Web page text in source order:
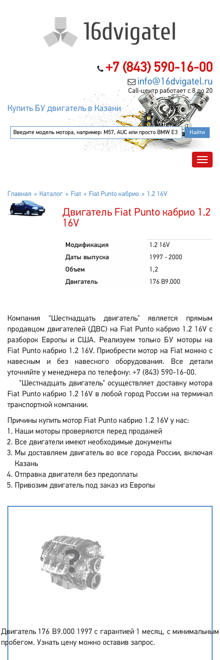
+7 (843) 590-16-00
info@16dvigatel.ru
Call-центр работает с 8 до 20
Купить БУ двигатель в Казани
Главная Каталог Fiat Fiat Punto кабрио 1.2 16V
Двигатель Fiat Punto кабрио 1.2
16V
Модификация
1.2 16V
Даты выпуска
1997 - 2000
Объем
1,2
Двигатель
176 B9.000
Компания "Шестнадцать двигатель" является прямым
продавцом двигателей (ДВС) на Fiat Punto кабрио 1.2 16V с
разборок Европы и США. Реализуем только БУ моторы на
Fiat Punto кабрио 1.2 16V. Приобрести мотор на Fiat можно с
навесным и без навесного оборудования. Все детали
уточняйте у менеджера по телефону: +7 (843) 590-16-00.
"Шестнадцать двигатель" осуществляет доставку мотора
Fiat Punto кабрио 1.2 16V в любой город России на терминал
транспортной компании.
Причины купить мотор Fiat Punto кабрио 1.2 16V у нас:
Наши моторы проверяются перед продажей
Все двигатели имеют необходимые документы
Мы доставляем двигатель во все города России, включая
Казань
Отправка двигателя без предоплаты
Привозим двигатель под заказ из Европы
Двигатель 176 B9.000 1997 с гарантией 1 месяц, с минимальным
пробегом. Узнать цену можно оставив запрос.